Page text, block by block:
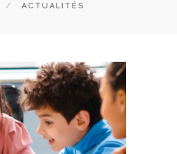
ACTUALITÉS